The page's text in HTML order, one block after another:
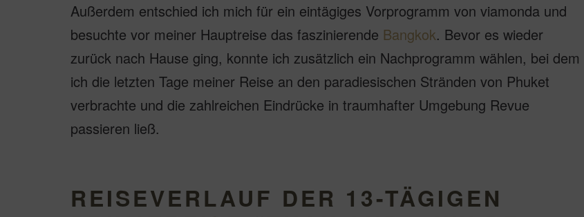
Außerdem entschied ich mich für ein eintägiges Vorprogramm von viamonda und
besuchte vor meiner Hauptreise das faszinierende Bangkok. Bevor es wieder
zurück nach Hause ging, konnte ich zusätzlich ein Nachprogramm wählen, bei dem
ich die letzten Tage meiner Reise an den paradiesischen Stränden von Phuket
verbrachte und die zahlreichen Eindrücke in traumhafter Umgebung Revue
passieren ließ.
REISEVERLAUF DER 13-TÄGIGEN